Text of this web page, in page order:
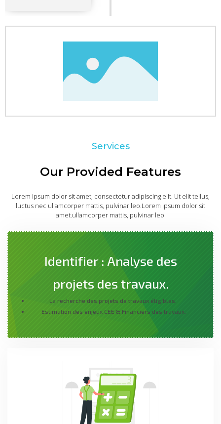
Services
Our Provided Features
Lorem ipsum dolor sit amet, consectetur adipiscing elit. Ut elit tellus,
luctus nec ullamcorper mattis, pulvinar leo.Lorem ipsum dolor sit
amet.ullamcorper mattis, pulvinar leo.
Identifier : Analyse des
projets des travaux.
La recherche des projets de travaux éligibles.
Estimation des enjeux CEE & Financiers des travaux.